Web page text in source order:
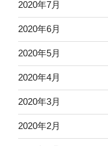
2020年7月
2020年6月
2020年5月
2020年4月
2020年3月
2020年2月